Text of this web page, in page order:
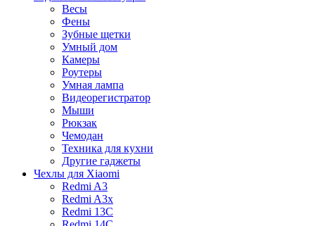
Весы
Фены
Зубные щетки
Умный дом
Камеры
Роутеры
Умная лампа
Видеорегистратор
Мыши
Рюкзак
Чемодан
Техника для кухни
Другие гаджеты
Чехлы для Xiaomi
Redmi A3
Redmi A3x
Redmi 13C